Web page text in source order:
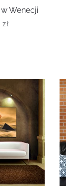
Wenecji
zł